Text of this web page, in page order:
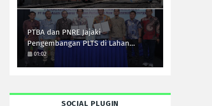
PTBA dan PNRE Jajaki
Pengembangan PLTS di Lahan
Pascatambang
01:02
SOCIAL PLUGIN